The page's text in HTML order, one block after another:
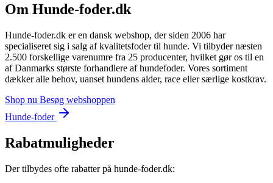
Om Hunde-foder.dk
Hunde-foder.dk er en dansk webshop, der siden 2006 har
specialiseret sig i salg af kvalitetsfoder til hunde. Vi tilbyder næsten
2.500 forskellige varenumre fra 25 producenter, hvilket gør os til en
af Danmarks største forhandlere af hundefoder. Vores sortiment
dækker alle behov, uanset hundens alder, race eller særlige kostkrav.
Shop nu Besøg webshoppen
Hunde-foder
Rabatmuligheder
Der tilbydes ofte rabatter på hunde-foder.dk: